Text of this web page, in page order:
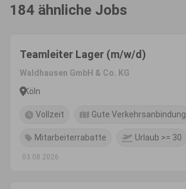
184 ähnliche Jobs
Teamleiter Lager (m/w/d)
Waldhausen GmbH & Co. KG
Köln
Vollzeit Gute Verkehrsanbindung
Mitarbeiterrabatte Urlaub >= 30
03.08.2026